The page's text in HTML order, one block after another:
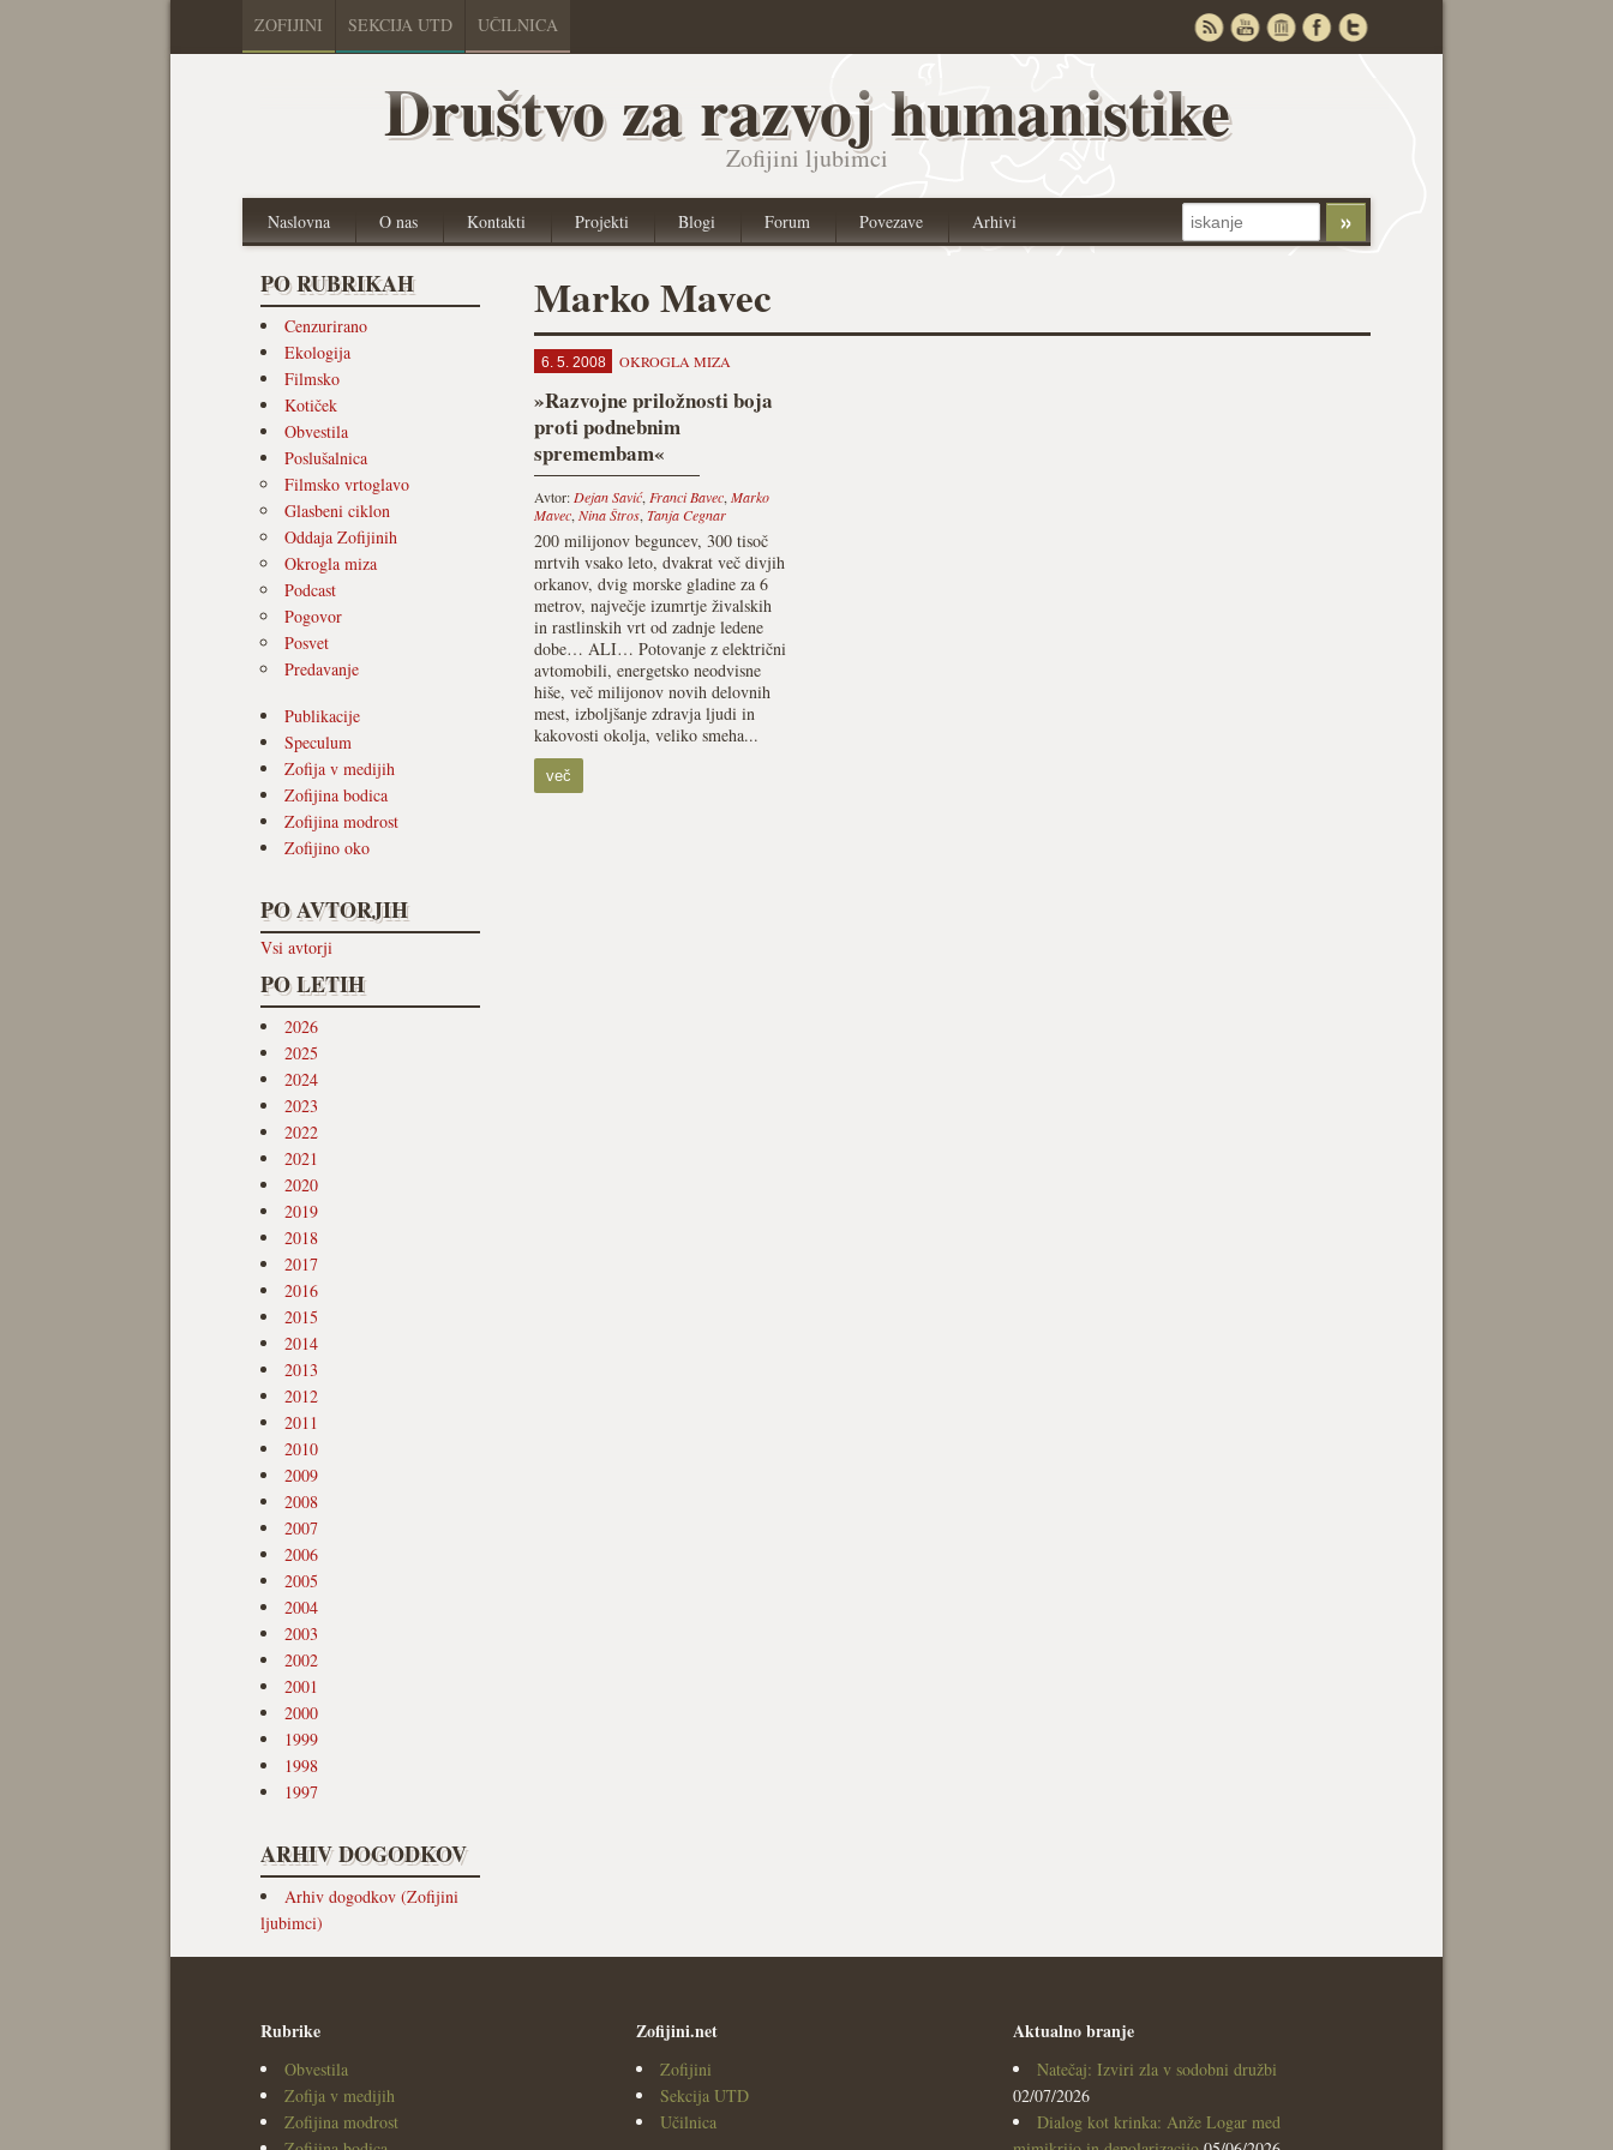
ZOFIJINI SEKCIJA UTD UČILNICA
Društvo za razvoj humanistike
Zofijini ljubimci
Naslovna O nas Kontakti Projekti Blogi Forum Povezave Arhivi
PO RUBRIKAH
Cenzurirano
Ekologija
Filmsko
Kotiček
Obvestila
Poslušalnica
Filmsko vrtoglavo
Glasbeni ciklon
Oddaja Zofijinih
Okrogla miza
Podcast
Pogovor
Posvet
Predavanje
Publikacije
Speculum
Zofija v medijih
Zofijina bodica
Zofijina modrost
Zofijino oko
PO AVTORJIH
Vsi avtorji
PO LETIH
2026
2025
2024
2023
2022
2021
2020
2019
2018
2017
2016
2015
2014
2013
2012
2011
2010
2009
2008
2007
2006
2005
2004
2003
2002
2001
2000
1999
1998
1997
ARHIV DOGODKOV
Arhiv dogodkov (Zofijini
ljubimci)
Marko Mavec
6. 5. 2008 OKROGLA MIZA
»Razvojne priložnosti boja
proti podnebnim
spremembam«
Avtor: Dejan Savić, Franci Bavec, Marko
Mavec, Nina Štros, Tanja Cegnar
200 milijonov beguncev, 300 tisoč
mrtvih vsako leto, dvakrat več divjih
orkanov, dvig morske gladine za 6
metrov, največje izumrtje živalskih
in rastlinskih vrt od zadnje ledene
dobe… ALI… Potovanje z električni
avtomobili, energetsko neodvisne
hiše, več milijonov novih delovnih
mest, izboljšanje zdravja ljudi in
kakovosti okolja, veliko smeha...
več
Rubrike
Obvestila
Zofija v medijih
Zofijina modrost
Zofijini.net
Zofijini
Sekcija UTD
Učilnica
Aktualno branje
Natečaj: Izviri zla v sodobni družbi
02/07/2026
Dialog kot krinka: Anže Logar med